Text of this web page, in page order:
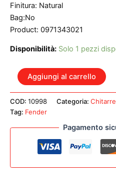
Finitura: Natural
Bag:No
Product: 0971343021
Disponibilità: Solo 1 pezzi
FENDER
FA-
345CE
AUDITORIUM
LR
Aggiungi al carrello
COD: 10998 Categoria:
Tag: Fender
Pagamento